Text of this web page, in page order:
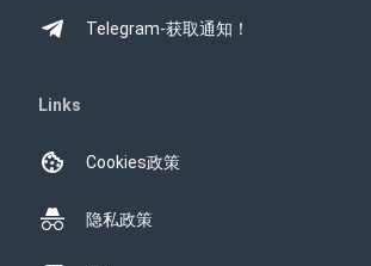
Telegram-获取通知！
Links
Cookies政策
隐私政策